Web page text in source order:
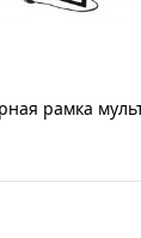
рамка